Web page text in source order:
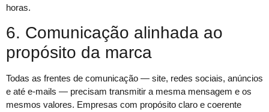
horas.
6. Comunicação alinhada ao
propósito da marca
Todas as frentes de comunicação — site, redes sociais, anúncios
e até e-mails — precisam transmitir a mesma mensagem e os
mesmos valores. Empresas com propósito claro e coerente